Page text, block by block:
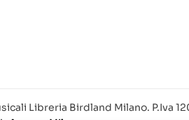
Libreria Birdland Milano. P.Iva